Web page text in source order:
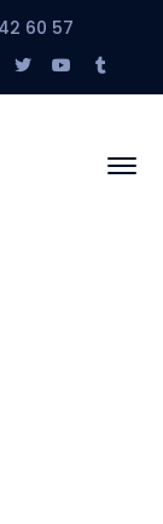
60 57
Twitter
Profile
Youtube
ProfileProfile